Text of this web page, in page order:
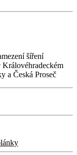
šíření
a Česká Proseč